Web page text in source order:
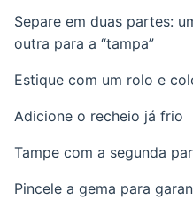
Separe em duas partes:
outra para a “tampa”
Estique com um rolo e
Adicione o recheio já frio
Tampe com a segunda
Pincele a gema para